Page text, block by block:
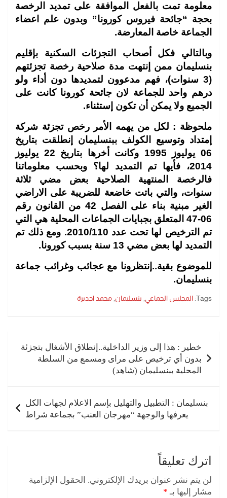
معلومة تمت بالفعل الموافقة على تمديد الرخصة
بحجة “جائحة فيروس كورونا” وبدون علم اعضاء
الجماعة خاصة المعارضة.
وبالتالي فكل أصحاب التجزئات السكنية بإقليم
بنسليمان ممن إنتهت مدة صلاحية رخصة تجزئتهم
(3 سنوات)، فهم مدعوون لتمديدها دون أداء ولو
درهم واحد للجماعة لان جائحة كورونا كانت على
الجميع ولا يمكن أن تكون إستثناء.
ملحوظة : لكل من يهمه الأمر رخص تجزئة شركة
إمتداد وتوسيع الكولف ببنسليمان إنطلقت بتاريخ
06 يوليوز 1995 وكانت أخرها بتاريخ 22 يوليوز
2014، فأيها تم التمديد لها؟ وبحسب معلوماتنا
فالرخصة المنتهية الصلاحية بعض مضي ثلاثة
سنوات، والتي باتت خاضعة للضريبة على الاراضي
الغير مبنية بناء على الفصل 42 من القانون رقم
06-47 المتعلق بجبايات الجماعات المحلية هي التي
تم الترخيص لها تحت عدد 2010/110. ومع ذلك تم
التمديد لها بعض مضي 13 سنة بسبب كورونا
.
للموضوع بقية..إنتظرونا مع عجائب وغرائب جماعة
بنسليمان.
Tags: المجلس الجماعي, بنسليمان, محمد اجديرة
المقالاتخطير : هذا إلى وزير الداخلية..إنطلاق الأشغال بتجزئة
بدون أي ترخيص على مراى ومسمع من السلطة
المحلية ببنسليمان (شاهد)
بنسليمان : التطبيل والتهليل بإسم الاعلام لجهات الكل
يعرفها والوجهة “مهرجان العنب” بجماعة شراط
اترك تعليقاً
لن يتم نشر عنوان بريدك الإلكتروني. الحقول الإلزامية
مشار إليها بـ *